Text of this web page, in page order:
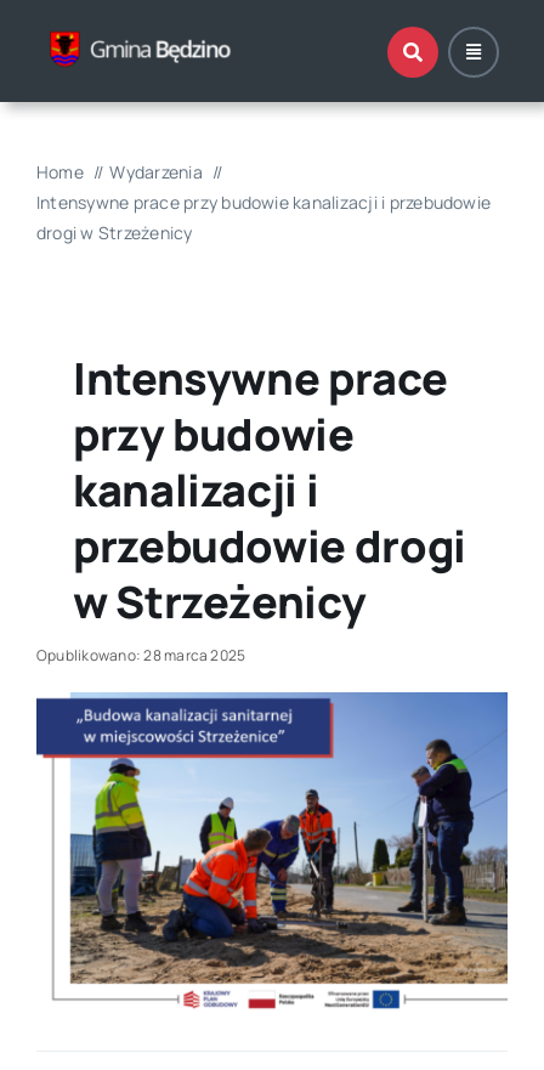
Home
Wydarzenia
Intensywne prace przy budowie kanalizacji i przebudowie
drogi w Strzeżenicy
Intensywne prace
przy budowie
kanalizacji i
przebudowie drogi
w Strzeżenicy
Opublikowano: 28 marca 2025